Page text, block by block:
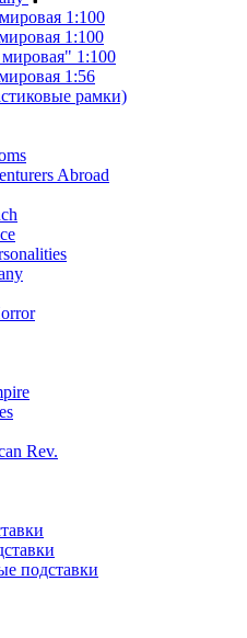
1:100
1:100
1:100
1:56
рамки)
Abroad
Rev.
подставки